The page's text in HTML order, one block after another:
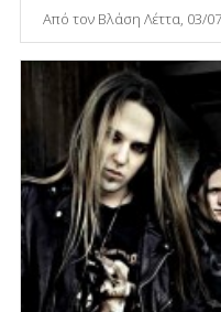
Από τον Βλάση Λέττα, 03/